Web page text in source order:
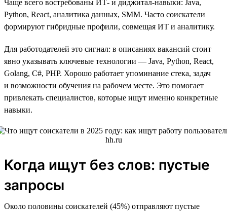
Чаще всего востребованы ИТ- и диджитал-навыки: Java,
Python, React, аналитика данных, SMM. Часто соискатели
формируют гибридные профили, совмещая ИТ и аналитику.
Для работодателей это сигнал: в описаниях вакансий стоит
явно указывать ключевые технологии — Java, Python, React,
Golang, C#, PHP. Хорошо работает упоминание стека, задач
и возможности обучения на рабочем месте. Это помогает
привлекать специалистов, которые ищут именно конкретные
навыки.
Когда ищут без слов: пустые
запросы
Около половины соискателей (45%) отправляют пустые